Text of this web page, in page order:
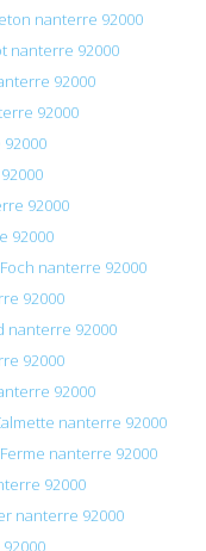
nanterre 92000
nanterre 92000
92000
92000
92000
92000
nanterre 92000
92000
nanterre 92000
92000
92000
nanterre 92000
nanterre 92000
92000
nanterre 92000